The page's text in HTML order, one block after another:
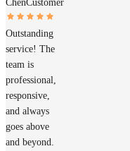
ChenCustomer
Outstanding
service! The
team is
professional,
responsive,
and always
goes above
and beyond.